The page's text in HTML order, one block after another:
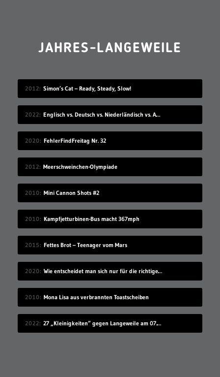
JAHRES-LANGEWEILE
2012 Simon’s Cat – Ready, Steady, Slow!
2022 Englisch vs. Deutsch vs. Niederländisch vs. Afrikaans
2020 FehlerFindFreitag Nr. 32
2012 Meerschweinchen-Olympiade
2010 Mini Cannon Shots #2
2010 Kampfjetturbinen-Bus macht 367mph
2015 Fettes Brot – Teenager vom Mars
2020 Wie entscheidet man sich nur für die richtige Idee?
2010 Mona Lisa aus verbrannten Toastscheiben
2022 27 „Kleinigkeiten“ gegen Langeweile am 07.08.2022